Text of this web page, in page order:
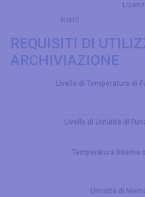
RoHS
REQUISITI DI
ARCHIVIAZIONE
Livello di Temperatura di
Livello di Umidità di
Temperatura Interna
Umidità di